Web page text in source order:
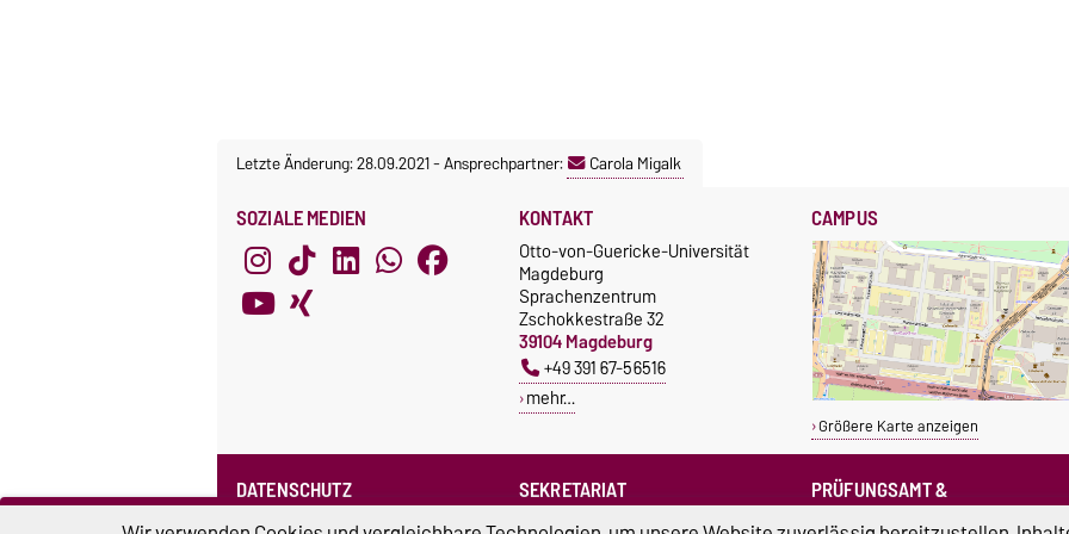
Letzte Änderung: 28.09.2021-Ansprechpartner: Carola Migalk
SOZIALE MEDIEN KONTAKT
Otto-von-Guericke-Universität
Magdeburg
Sprachenzentrum
Zschokkestraße 32
39104 Magdeburg
+49 391 67-56516
mehr…
CAMPUS
Größere Karte anzeigen
DATENSCHUTZ
Datenschutzerklärung des SPRZ
SEKRETARIAT
sprachenzentrum@ovgu.de
PRÜFUNGSAMT &
PRÜFUNGSAUSSCHUSS